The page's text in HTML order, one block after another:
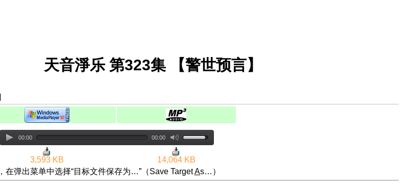
天音淨乐 第323集 【警世预言】
00:00 00:00
3,593 KB
14,064 KB
在弹出菜单中选择“目标文件保存为…”（Save TargetAs…）